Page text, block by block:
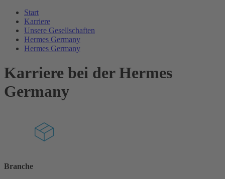
Start
Karriere
Unsere Gesellschaften
Hermes Germany
Hermes Germany
Karriere bei der Hermes
Germany
Branche